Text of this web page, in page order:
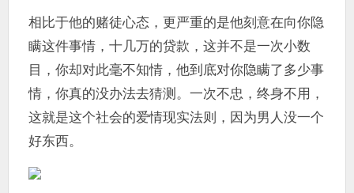
相比于他的赌徒心态，更严重的是他刻意在向你隐
瞒这件事情，十几万的贷款，这并不是一次小数
目，你却对此毫不知情，他到底对你隐瞒了多少事
情，你真的没办法去猜测。一次不忠，终身不用，
这就是这个社会的爱情现实法则，因为男人没一个
好东西。